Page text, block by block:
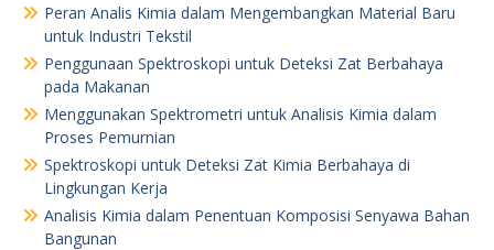
Peran Analis Kimia dalam Mengembangkan Material Baru
untuk Industri Tekstil
Penggunaan Spektroskopi untuk Deteksi Zat Berbahaya
pada Makanan
Menggunakan Spektrometri untuk Analisis Kimia dalam
Proses Pemurnian
Spektroskopi untuk Deteksi Zat Kimia Berbahaya di
Lingkungan Kerja
Analisis Kimia dalam Penentuan Komposisi Senyawa Bahan
Bangunan